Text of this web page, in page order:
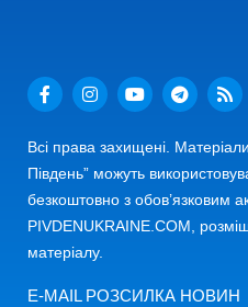
Всі права захищені.
Південь” можуть
безкоштовно з обов’язковим
PIVDENUKRAINE.COM,
матеріалу.
E-MAIL РОЗСИЛКА НОВИН